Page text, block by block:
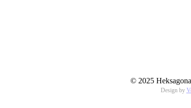
© 2025
Design by